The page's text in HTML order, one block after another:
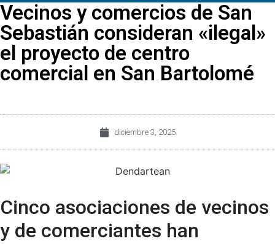
Vecinos y comercios de San
Sebastián consideran «ilegal»
el proyecto de centro
comercial en San Bartolomé
diciembre 3, 2025
Cinco asociaciones de vecinos
y de comerciantes han